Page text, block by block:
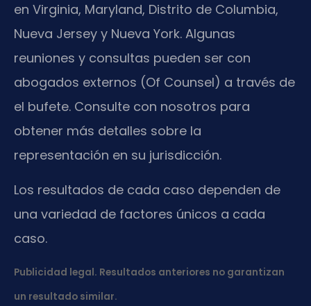
en Virginia, Maryland, Distrito de Columbia,
Nueva Jersey y Nueva York. Algunas
reuniones y consultas pueden ser con
abogados externos (Of Counsel) a través de
el bufete. Consulte con nosotros para
obtener más detalles sobre la
representación en su jurisdicción.
Los resultados de cada caso dependen de
una variedad de factores únicos a cada
caso.
Publicidad legal. Resultados anteriores no garantizan
un resultado similar.